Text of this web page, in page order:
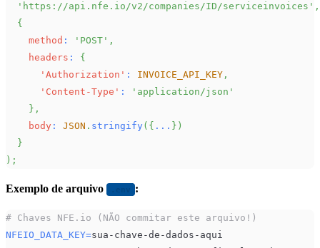
'https://api.nfe.io/v2/companies/ID/serviceinvoices' ,
{
method : 'POST' ,
headers :
{
'Authorization' : INVOICE_API_KEY ,
'Content-Type' :
'application/json'
} ,
body : JSON . stringify( { ... } )
}
) ;
Exemplo de arquivo :
# Chaves NFE.io (NÃO commitar este arquivo!)
NFEIO_DATA_KEY=sua-chave-de-dados-aqui